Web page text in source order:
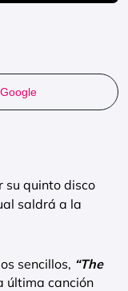
su quinto disco
saldrá a la
sencillos, “The
última canción